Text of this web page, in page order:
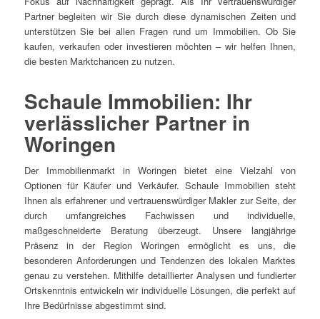
Partner begleiten wir Sie durch diese dynamischen Zeiten und
unterstützen Sie bei allen Fragen rund um Immobilien. Ob Sie
kaufen, verkaufen oder investieren möchten – wir helfen Ihnen,
die besten Marktchancen zu nutzen.
Schaule Immobilien: Ihr
verlässlicher Partner in
Woringen
Der Immobilienmarkt in Woringen bietet eine Vielzahl von
Optionen für Käufer und Verkäufer. Schaule Immobilien steht
Ihnen als erfahrener und vertrauenswürdiger Makler zur Seite, der
durch umfangreiches Fachwissen und individuelle,
maßgeschneiderte Beratung überzeugt. Unsere langjährige
Präsenz in der Region Woringen ermöglicht es uns, die
besonderen Anforderungen und Tendenzen des lokalen Marktes
genau zu verstehen. Mithilfe detaillierter Analysen und fundierter
Ortskenntnis entwickeln wir individuelle Lösungen, die perfekt auf
Ihre Bedürfnisse abgestimmt sind.